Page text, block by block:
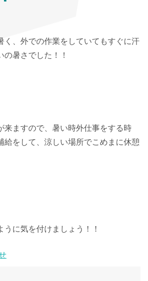
く、外での作業をしていてもすぐに汗
の暑さでした！！
来ますので、暑い時外仕事をする時
給をして、涼しい場所でこめまに休憩
うに気を付けましょう！！